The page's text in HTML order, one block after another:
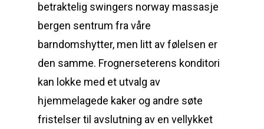
betraktelig swingers norway massasje
bergen sentrum fra våre
barndomshytter, men litt av følelsen er
den samme. Frognerseterens konditori
kan lokke med et utvalg av
hjemmelagede kaker og andre søte
fristelser til avslutning av en vellykket